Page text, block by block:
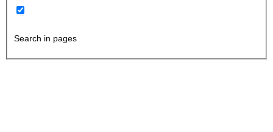
Search in pages